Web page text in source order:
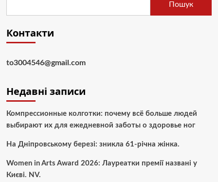
Пошук
Контакти
to3004546@gmail.com
Недавні записи
Компрессионные колготки: почему всё больше людей
выбирают их для ежедневной заботы о здоровье ног
На Дніпровському березі: зникла 61-річна жінка.
Women in Arts Award 2026: Лауреатки премії названі у
Києві. NV.